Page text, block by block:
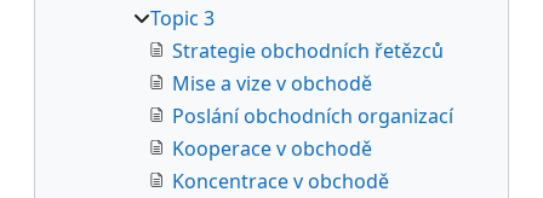
Topic 3
Strategie obchodních řetězců
Mise a vize v obchodě
Poslání obchodních organizací
Kooperace v obchodě
Koncentrace v obchodě